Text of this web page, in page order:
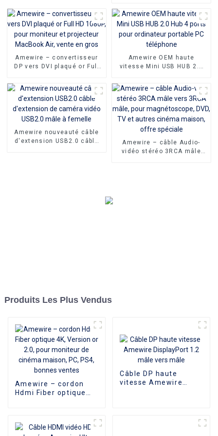
câble HDMI 18 Gbps 4k
60hz câble vidéo HD pour
moniteur de télévision
d'ordinateur
Amewire – convertisseur
DP vers DVI plaqué or Full
projecteur MacBook Air,
vente en gros
Amewire OEM haute
vitesse Mini USB HUB 2.0
portable PC téléphone
Amewire nouveauté câble
d'extension USB2.0 câble
Amewire – câble Audio-
vidéo stéréo 3RCA mâle
Produits Les Plus Vendus
Amewire – cordon
Hdmi Fiber optique
PS4, bonnes ventes
Câble DP haute
vitesse Amewire